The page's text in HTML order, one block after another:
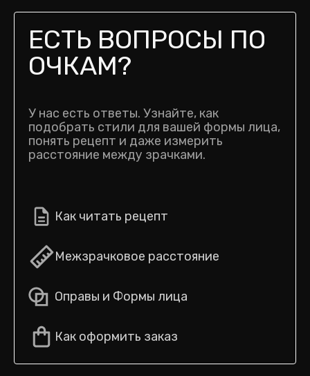
ЕСТЬ ВОПРОСЫ ПО
ОЧКАМ?
У нас есть ответы. Узнайте, как
подобрать стили для вашей формы лица,
понять рецепт и даже измерить
расстояние между зрачками.
Как читать рецепт
Межзрачковое расстояние
Оправы и Формы лица
Как оформить заказ